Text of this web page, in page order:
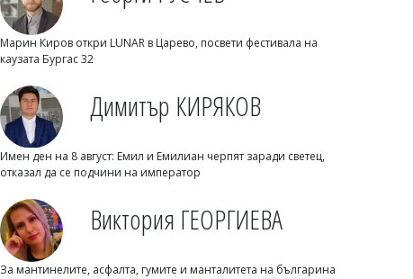
Нефтохимик привлече офанзивен
Марин Киров откри LUNAR в Царево, посвети фестивала на
каузата Бургас 32
Димитър КИРЯКОВ
Имен ден на 8 август: Емил и Емилиан черпят заради светец,
отказал да се подчини на император
Виктория ГЕОРГИЕВА
За мантинелите, асфалта, гумите и манталитета на българина